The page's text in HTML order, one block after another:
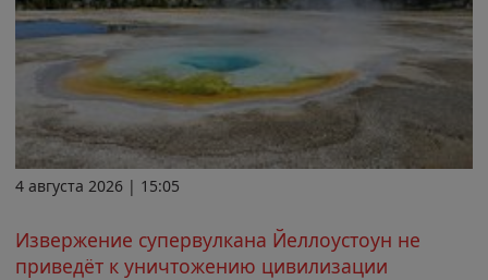
4 августа 2026 | 15:05
Извержение супервулкана Йеллоустоун не
приведёт к уничтожению цивилизации